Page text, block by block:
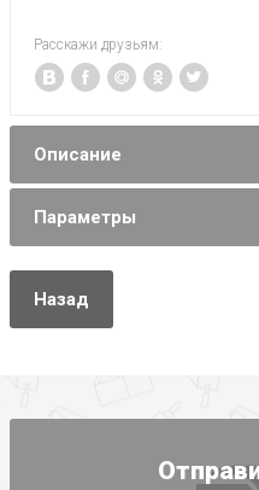
Расскажи друзьям:
Описание
Параметры
Назад